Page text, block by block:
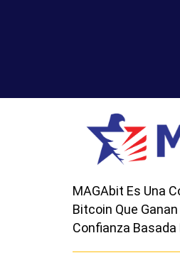
MAGAbit Es Una
Bitcoin Que
Confianza Basada